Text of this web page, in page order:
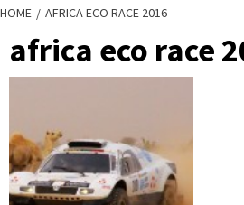
HOME AFRICA ECO RACE 2016
africa eco race